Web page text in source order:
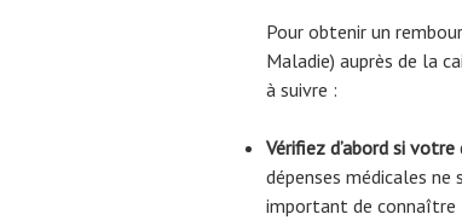
Pour obtenir un
Maladie) auprès de la
à suivre :
Vérifiez d’abord si
dépenses médicales ne
important de connaître